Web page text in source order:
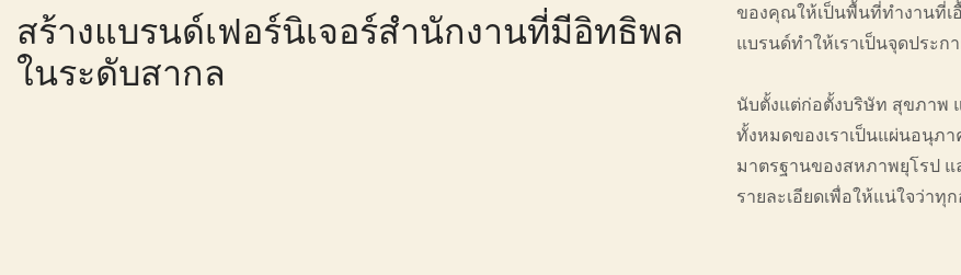
สร้างแบรนด์เฟอร์นิเจอร์สำนักงานที่มีอิทธิพล
ในระดับสากล
ของคุณให้เป็นพื้นที่ทำงานที่เ
แบรนด์ทำให้เราเป็นจุดประ
นับตั้งแต่ก่อตั้งบริษัท สุขภาพ
ทั้งหมดของเราเป็นแผ่นอนุภ
มาตรฐานของสหภาพยุโรป
รายละเอียดเพื่อให้แน่ใจว่าทุ